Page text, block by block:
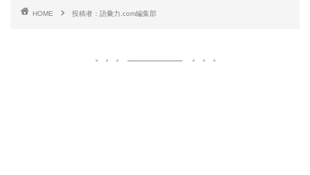
HOME 投稿者：語彙力.com編集部